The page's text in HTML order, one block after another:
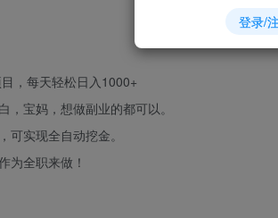
，每天轻松日入1000+
宝妈，想做副业的都可以。
实现全自动挖金。
为全职来做！
登录/